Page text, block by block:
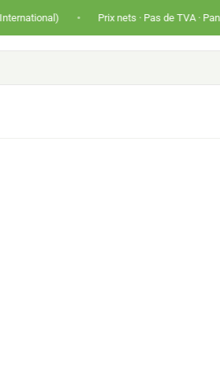
• Prix nets · Pas de TVA · Panier plus gros !